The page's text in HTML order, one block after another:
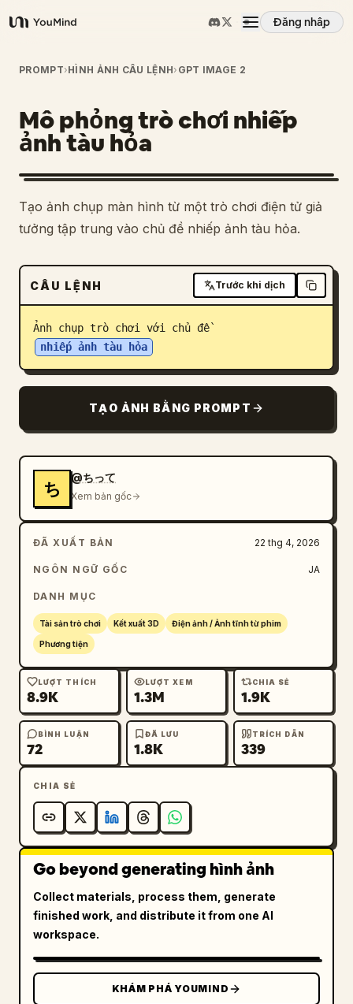
YouMind
Đăng nhập
Tổng quan
Các trường hợp sử dụng
Kỹ năng
Lời nhắc
Giá cả
Tải xuống
Blog
Cập nhật
PROMPT›HÌNH ẢNH CÂU LỆNH› GPT IMAGE 2
Mô phỏng trò chơi nhiếp
ảnh tàu hỏa
Tạo ảnh chụp màn hình từ một trò chơi điện tử giả
tưởng tập trung vào chủ đề nhiếp ảnh tàu hỏa.
CÂU LỆNH Trước khi dịch
Ảnh chụp trò chơi với chủ đề
nhiếp ảnh tàu hỏa
TẠO ẢNH BẰNG PROMPT
ち
@ちって
Xem bản gốc
ĐÃ XUẤT BẢN 22 thg 4, 2026
NGÔN NGỮ GỐC JA
DANH MỤC
Tài sản trò chơi Kết xuất 3D Điện ảnh / Ảnh tĩnh từ phim
Phương tiện
LƯỢT THÍCH
8.9K
LƯỢT XEM
1.3M
CHIA SẺ
1.9K
BÌNH LUẬN
72
ĐÃ LƯU
1.8K
TRÍCH DẪN
339
CHIA SẺ
Go beyond generating hình ảnh
Collect materials, process them, generate
finished work, and distribute it from one AI
workspace.
KHÁM PHÁ YOUMIND